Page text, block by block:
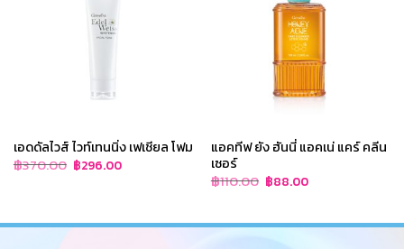
เอดดัลไวส์ ไวท์เทนนิ่ง เฟเชียล โฟม
฿370.00 Original
price
฿296.00Current
price
แอคทีฟ ยัง ฮันนี่ แอคเน่ แคร์ คลีน
เซอร์
฿110.00 Original
price
฿88.00Current
price